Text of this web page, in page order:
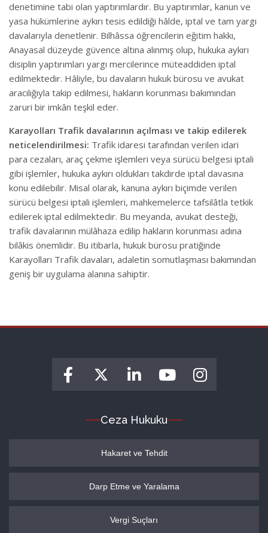
denetimine tabi olan yaptırımlardır. Bu yaptırımlar, kanun ve
yasa hükümlerine aykırı tesis edildiği hâlde, iptal ve tam yargı
davalarıyla denetlenir. Bilhâssa öğrencilerin eğitim hakkı,
Anayasal düzeyde güvence altına alınmış olup, hukuka aykırı
disiplin yaptırımları yargı mercilerince müteaddiden iptal
edilmektedir. Hâliyle, bu davaların hukuk bürosu ve avukat
aracılığıyla takip edilmesi, hakların korunması bakımından
zaruri bir imkân teşkil eder.
Karayolları Trafik davalarının açılması ve takip edilerek
neticelendirilmesi: Trafik idaresi tarafından verilen idari
para cezaları, araç çekme işlemleri veya sürücü belgesi iptali
gibi işlemler, hukuka aykırı oldukları takdirde iptal davasına
konu edilebilir. Misal olarak, kanuna aykırı biçimde verilen
sürücü belgesi iptali işlemleri, mahkemelerce tafsilâtla tetkik
edilerek iptal edilmektedir. Bu meyanda, avukat desteği,
trafik davalarının mülâhaza edilip hakların korunması adına
bilâkis önemlidir. Bu itibarla, hukuk bürosu pratiğinde
Karayolları Trafik davaları, adaletin somutlaşması bakımından
geniş bir uygulama alanına sahiptir.
Ceza Hukuku
Hakaret ve Tehdit
Darp Etme ve Yaralama
Vergi Suçları